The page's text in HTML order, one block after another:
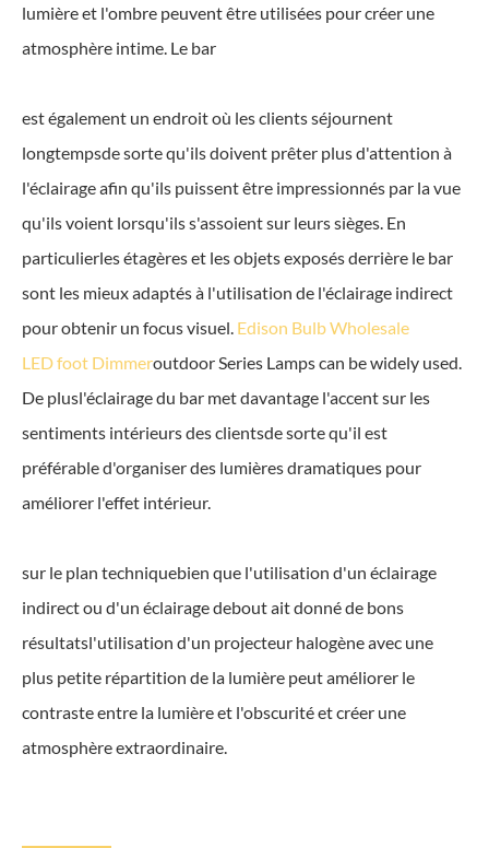
lumière et l'ombre peuvent être utilisées pour créer une
atmosphère intime. Le bar
est également un endroit où les clients séjournent
longtempsde sorte qu'ils doivent prêter plus d'attention à
l'éclairage afin qu'ils puissent être impressionnés par la vue
qu'ils voient lorsqu'ils s'assoient sur leurs sièges. En
particulierles étagères et les objets exposés derrière le bar
sont les mieux adaptés à l'utilisation de l'éclairage indirect
pour obtenir un focus visuel. Edison Bulb Wholesale
LED foot Dimmeroutdoor Series Lamps can be widely used.
De plusl'éclairage du bar met davantage l'accent sur les
sentiments intérieurs des clientsde sorte qu'il est
préférable d'organiser des lumières dramatiques pour
améliorer l'effet intérieur.
sur le plan techniquebien que l'utilisation d'un éclairage
indirect ou d'un éclairage debout ait donné de bons
résultatsl'utilisation d'un projecteur halogène avec une
plus petite répartition de la lumière peut améliorer le
contraste entre la lumière et l'obscurité et créer une
atmosphère extraordinaire.